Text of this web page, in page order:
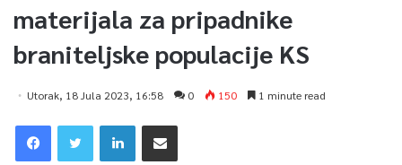
materijala za pripadnike
braniteljske populacije KS
Utorak, 18 Jula 2023, 16:58 0 150 1 minute read